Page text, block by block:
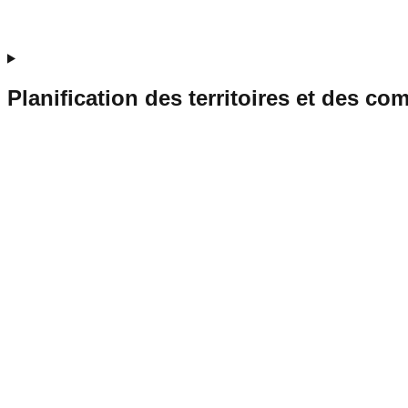
Planification des territoires et des